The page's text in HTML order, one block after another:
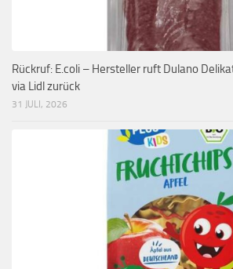
Rückruf: E.coli – Hersteller ruft Dulano
via Lidl zurück
31 JULI, 2026